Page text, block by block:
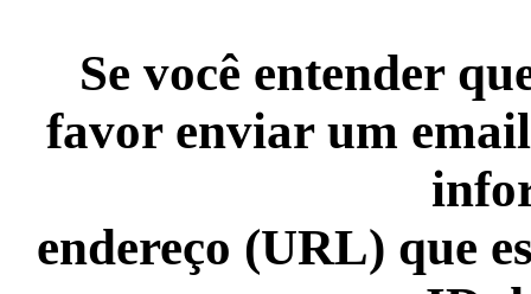
Se você entender
favor enviar um
endereço (URL) que